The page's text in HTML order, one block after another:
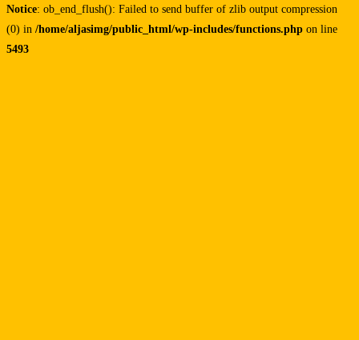
Notice: ob_end_flush(): Failed to send buffer of zlib output compression
(0) in /home/aljasimg/public_html/wp-includes/functions.php on line
5493